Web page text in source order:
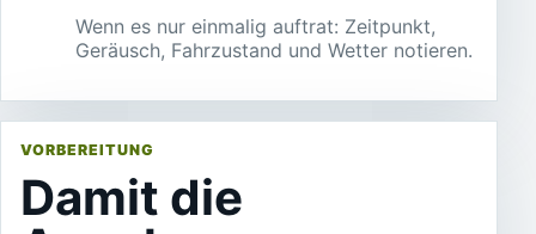
Wenn es nur einmalig auftrat: Zeitpunkt,
Geräusch, Fahrzustand und Wetter notieren.
VORBEREITUNG
Damit die